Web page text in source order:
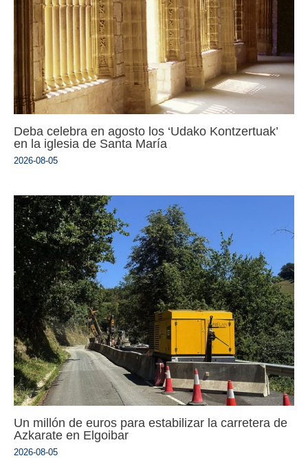
Deba celebra en agosto los ‘Udako Kontzertuak’
en la iglesia de Santa María
2026-08-05
Un millón de euros para estabilizar la carretera de
Azkarate en Elgoibar
2026-08-05